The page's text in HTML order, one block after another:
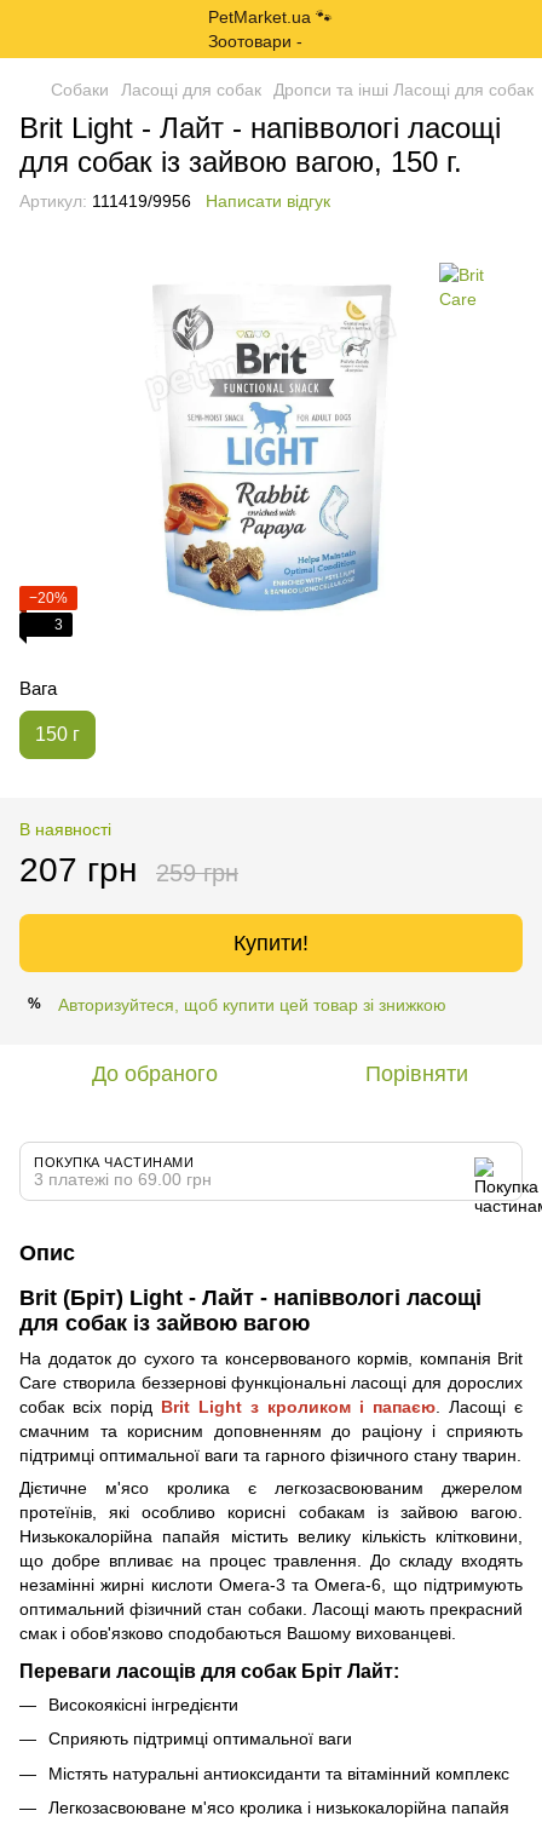
Собаки Ласощі для собак Дропси та інші Ласощі для собак
Brit Light - Лайт - напіввологі ласощі
для собак із зайвою вагою, 150 г.
Артикул: 111419/9956 Написати відгук
−20%
3
Вага
150 г
В наявності
207 грн 259 грн
Купити!
% Авторизуйтеся, щоб купити цей товар зі знижкою
До обраного Порівняти
ПОКУПКА ЧАСТИНАМИ
3 платежі по 69.00 грн
Опис
Brit (Бріт) Light - Лайт - напіввологі ласощі
для собак із зайвою вагою
На додаток до сухого та консервованого кормів, компанія Brit
Care створила беззернові функціональні ласощі для дорослих
собак всіх порід Brit Light з кроликом і папаєю . Ласощі є
смачним та корисним доповненням до раціону і сприяють
підтримці оптимальної ваги та гарного фізичного стану тварин.
Дієтичне м'ясо кролика є легкозасвоюваним джерелом
протеїнів, які особливо корисні собакам із зайвою вагою.
Низькокалорійна папайя містить велику кількість клітковини,
що добре впливає на процес травлення. До складу входять
незамінні жирні кислоти Омега-3 та Омега-6, що підтримують
оптимальний фізичний стан собаки. Ласощі мають прекрасний
смак і обов'язково сподобаються Вашому вихованцеві.
Переваги ласощів для собак Бріт Лайт:
Високоякісні інгредієнти
Сприяють підтримці оптимальної ваги
Містять натуральні антиоксиданти та вітамінний комплекс
Легкозасвоюване м'ясо кролика і низькокалорійна папайя